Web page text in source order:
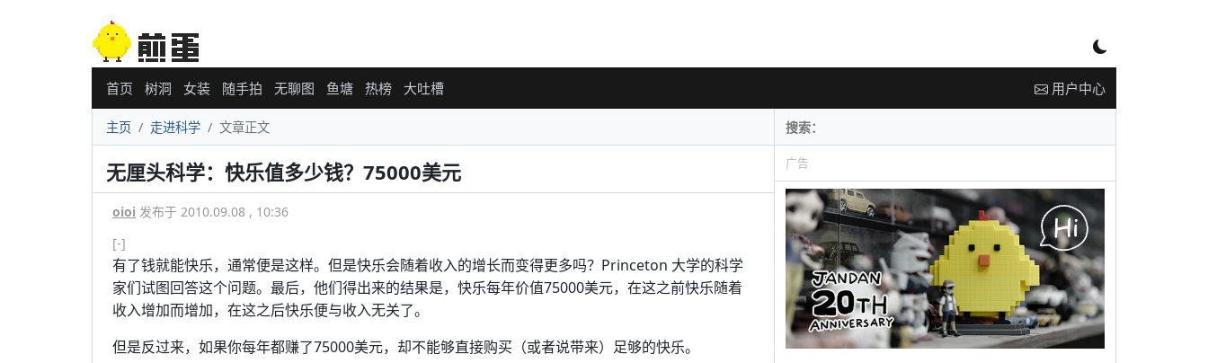
首页 树洞 女装 随手拍 无聊图 鱼塘 热榜 大吐槽 用户中心
主页 走进科学 文章正文
无厘头科学：快乐值多少钱？75000美元
oioi 发布于 2010.09.08 , 10:36
[-]
有了钱就能快乐，通常便是这样。但是快乐会随着收入的增长而变得更多吗？Princeton 大学的科学
家们试图回答这个问题。最后，他们得出来的结果是，快乐每年价值75000美元，在这之前快乐随着
收入增加而增加，在这之后快乐便与收入无关了。
但是反过来，如果你每年都赚了75000美元，却不能够直接购买（或者说带来）足够的快乐。
广告